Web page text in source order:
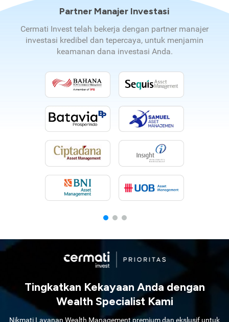
Partner Manajer Investasi
Cermati Invest telah bekerja dengan partner manajer
investasi kredibel dan tepercaya, untuk menjamin
keamanan dana investasi Anda.
Tingkatkan Kekayaan Anda dengan
Wealth Specialist Kami
Nikmati Layanan Wealth Management premium dan ekslusif untuk